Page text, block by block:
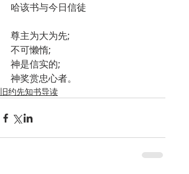
哈该书与今日信徒
尊主为大为先;
不可懒惰;
神是信实的;
神奖赏忠心者。
旧约先知书导读